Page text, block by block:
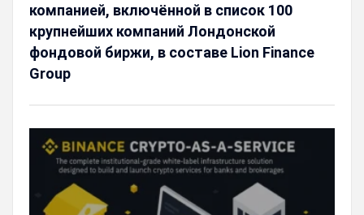
компанией, включённой в список 100
крупнейших компаний Лондонской
фондовой биржи, в составе Lion Finance
Group